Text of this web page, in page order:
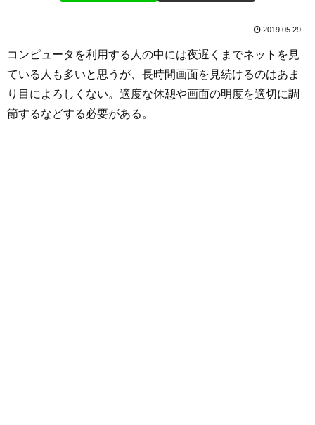
2019.05.29
コンピュータを利用する人の中には夜遅くまでネットを見
ている人も多いと思うが、長時間画面を見続けるのはあま
り目によろしくない。適度な休憩や画面の明度を適切に調
節するなどする必要がある。